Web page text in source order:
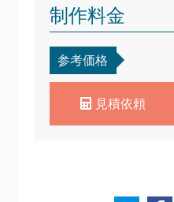
制作料金
参考価格
見積依頼